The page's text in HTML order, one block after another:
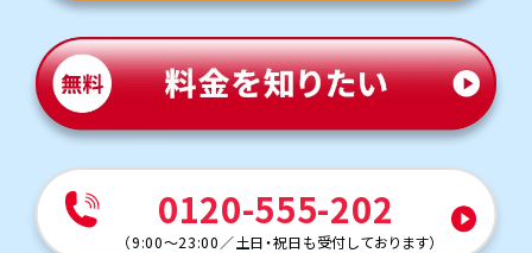
定期テスト対策
数学（教科書：啓林館）
大中でのテストは、毎回の出題範囲でよく問われる内容を
まずは徹底して身に着けておく必要があります。テストの難
に難しいので、どんな問題が来ても解けるように、学校で扱
備しているので、よく問われる問題の対策を行うことが出来
0120-555-202
（9:00～23:00 ／土日・祝日も受付しております）